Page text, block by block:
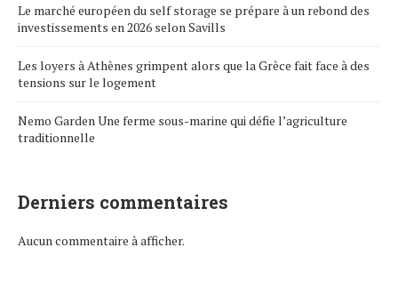
Le marché européen du self storage se prépare à un rebond des
investissements en 2026 selon Savills
Les loyers à Athènes grimpent alors que la Grèce fait face à des
tensions sur le logement
Nemo Garden Une ferme sous-marine qui défie l’agriculture
traditionnelle
Derniers commentaires
Aucun commentaire à afficher.